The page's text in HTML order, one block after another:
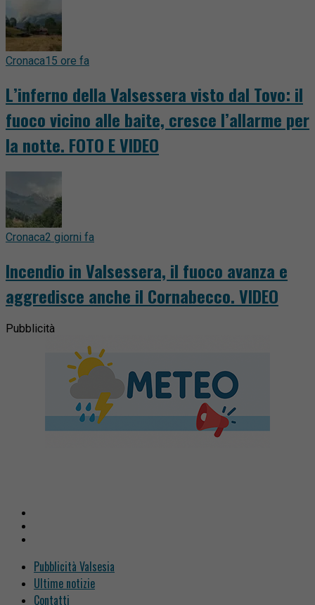
Cronaca15 ore fa
L’inferno della Valsessera visto dal Tovo: il
fuoco vicino alle baite, cresce l’allarme per
la notte. FOTO E VIDEO
Cronaca2 giorni fa
Incendio in Valsessera, il fuoco avanza e
aggredisce anche il Cornabecco. VIDEO
Pubblicità
Pubblicità Valsesia
Ultime notizie
Contatti